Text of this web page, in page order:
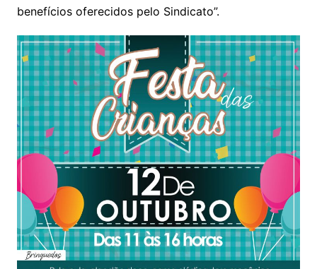
benefícios oferecidos pelo Sindicato”.